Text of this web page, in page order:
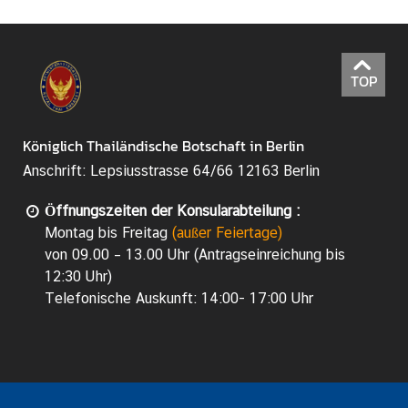
TOP
Königlich Thailändische Botschaft in Berlin
Anschrift: Lepsiusstrasse 64/66 12163 Berlin
Öffnungszeiten der Konsularabteilung :
Montag bis Freitag (außer Feiertage)
von 09.00 – 13.00 Uhr (Antragseinreichung bis
12:30 Uhr)
Telefonische Auskunft: 14:00- 17:00 Uhr